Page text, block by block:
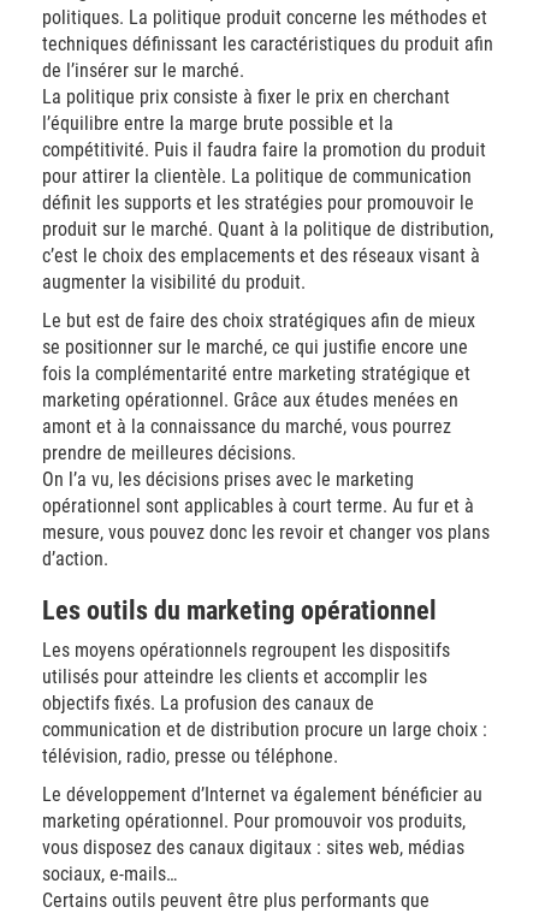
politiques. La politique produit concerne les méthodes et
techniques définissant les caractéristiques du produit afin
de l’insérer sur le marché.
La politique prix consiste à fixer le prix en cherchant
l’équilibre entre la marge brute possible et la
compétitivité. Puis il faudra faire la promotion du produit
pour attirer la clientèle. La politique de communication
définit les supports et les stratégies pour promouvoir le
produit sur le marché. Quant à la politique de distribution,
c’est le choix des emplacements et des réseaux visant à
augmenter la visibilité du produit.
Le but est de faire des choix stratégiques afin de mieux
se positionner sur le marché, ce qui justifie encore une
fois la complémentarité entre marketing stratégique et
marketing opérationnel. Grâce aux études menées en
amont et à la connaissance du marché, vous pourrez
prendre de meilleures décisions.
On l’a vu, les décisions prises avec le marketing
opérationnel sont applicables à court terme. Au fur et à
mesure, vous pouvez donc les revoir et changer vos plans
d’action.
Les outils du marketing opérationnel
Les moyens opérationnels regroupent les dispositifs
utilisés pour atteindre les clients et accomplir les
objectifs fixés. La profusion des canaux de
communication et de distribution procure un large choix :
télévision, radio, presse ou téléphone.
Le développement d’Internet va également bénéficier au
marketing opérationnel. Pour promouvoir vos produits,
vous disposez des canaux digitaux : sites web, médias
sociaux, e-mails…
Certains outils peuvent être plus performants que